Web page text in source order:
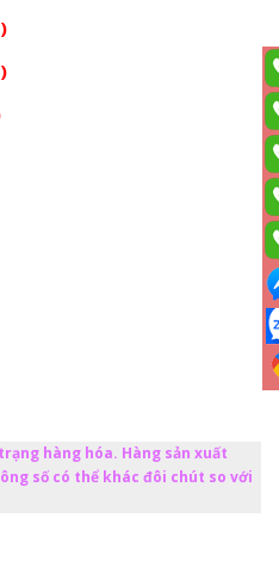
hàng hóa. Hàng sản xuất
số có thể khác đôi chút so với